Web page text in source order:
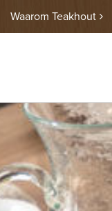
Waarom Teakhout